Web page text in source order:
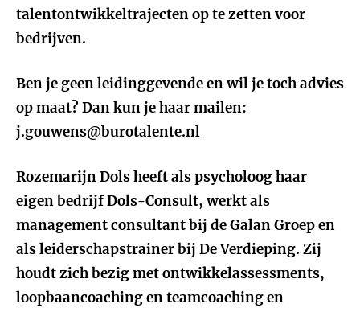
talentontwikkeltrajecten op te zetten voor
bedrijven.
Ben je geen leidinggevende en wil je toch advies
op maat? Dan kun je haar mailen:
j.gouwens@burotalente.nl
Rozemarijn Dols heeft als psycholoog haar
eigen bedrijf Dols-Consult, werkt als
management consultant bij de Galan Groep en
als leiderschapstrainer bij De Verdieping. Zij
houdt zich bezig met ontwikkelassessments,
loopbaancoaching en teamcoaching en